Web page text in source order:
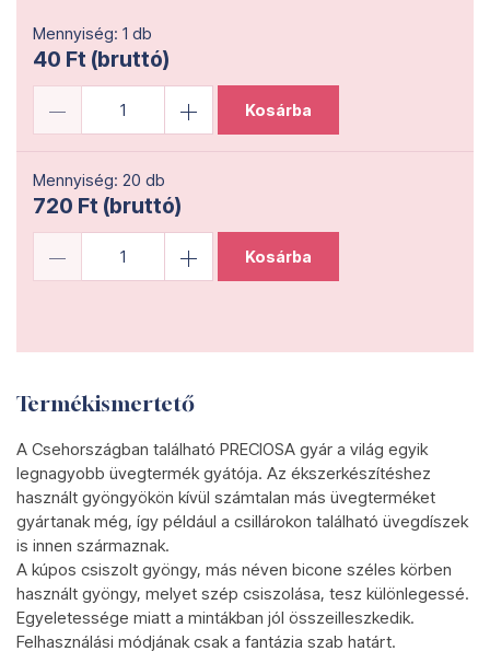
Mennyiség: 1 db
40 Ft (bruttó)
Kosárba
Mennyiség: 20 db
720 Ft (bruttó)
Kosárba
Termékismertető
A Csehországban található PRECIOSA gyár a világ egyik
legnagyobb üvegtermék gyátója. Az ékszerkészítéshez
használt gyöngyökön kívül számtalan más üvegterméket
gyártanak még, így például a csillárokon található üvegdíszek
is innen származnak.
A kúpos csiszolt gyöngy, más néven bicone széles körben
használt gyöngy, melyet szép csiszolása, tesz különlegessé.
Egyeletessége miatt a mintákban jól összeilleszkedik.
Felhasználási módjának csak a fantázia szab határt.